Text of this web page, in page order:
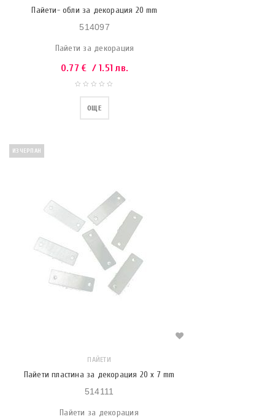
Пайети- обли за декорация 20 mm
514097
Пайети за декорация
0.77€ / 1.51 лв.
ОЩЕ
ИЗЧЕРПАН
ПАЙЕТИ
Пайети пластина за декорация 20 x 7 mm
514111
Пайети за декорация